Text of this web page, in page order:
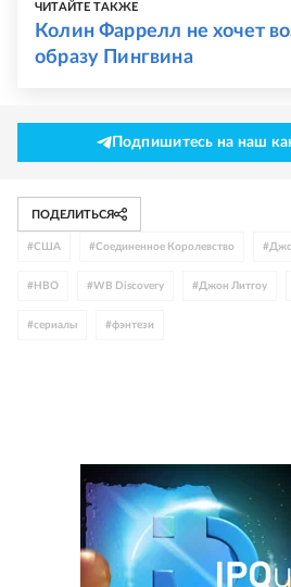
ЧИТАЙТЕ ТАКЖЕ
Колин Фаррелл не хочет
образу Пингвина
Подпишитесь на наш
ПОДЕЛИТЬСЯ
#США #Соединенное Королевство #
# HBO #WB Discovery #Джон Литгоу
#сериалы #фэнтези